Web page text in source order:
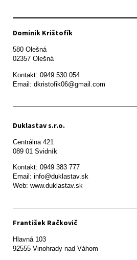
Dominik Krištofík
580 Olešná
Kontakt: 0949 530 054
Email: dkristofik06@gmail.com
Duklastav s.r.o.
Centrálna 421
089 01 Svidník
Kontakt: 0949 383 777
Email: info@duklastav.sk
Web: www.duklastav.sk
František Račkovič
Hlavná 103
92555 Vinohrady nad Váhom